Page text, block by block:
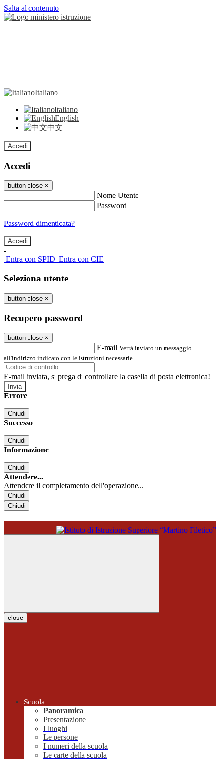
Salta al contenuto
Italiano
Italiano
English
中文
Accedi
Accedi
button close ×
Nome Utente
Password
Password dimenticata?
-
Entra con SPID Entra con CIE
Seleziona utente
button close ×
Recupero password
button close ×
E-mail Verrà inviato un messaggio
all'indirizzo indicato con le istruzioni necessarie.
E-mail inviata, si prega di controllare la casella di posta elettronica!
Errore
Chiudi
Successo
Chiudi
Informazione
Chiudi
Attendere...
Attendere il completamento dell'operazione...
Chiudi
Chiudi
close
Scuola
Panoramica
Presentazione
I luoghi
Le persone
I numeri della scuola
Le carte della scuola